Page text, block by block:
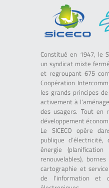
Constitué en 1947, le
un syndicat mixte
et regroupant 675
Coopération
les grands principes
activement à
des usagers. Tout en
développement
Le SICECO opère
publique
énergie
renouvelables),
cartographie et
de l’information et